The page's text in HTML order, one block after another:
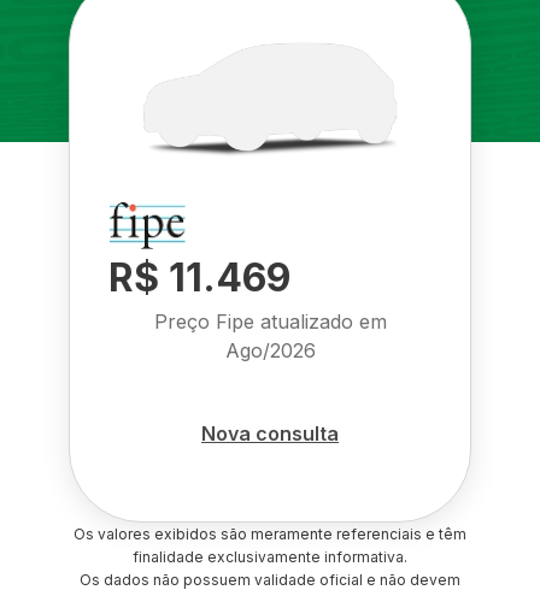
R$ 11.469
Preço Fipe atualizado em
Ago/2026
Nova consulta
Os valores exibidos são meramente referenciais e têm
finalidade exclusivamente informativa.
Os dados não possuem validade oficial e não devem